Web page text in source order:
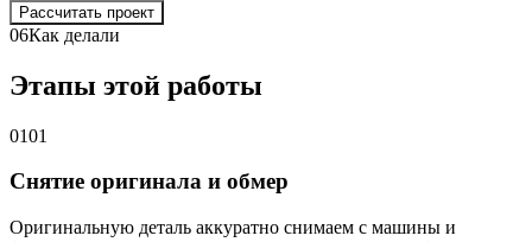
Рассчитать проект
06Как делали
Этапы этой работы
0101
Снятие оригинала и обмер
Оригинальную деталь аккуратно снимаем с машины и